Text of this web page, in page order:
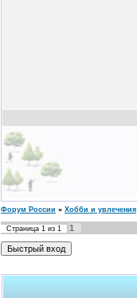
Форум России » Хобби и увлечения
Страница 1 из 1 1